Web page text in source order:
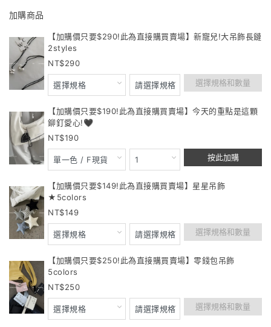
加購商品
【加購價只要$290!此為直接購買賣場】新寵兒!大吊飾長鏈
2styles
290
選擇規格和數量
【加購價只要$190!此為直接購買賣場】今天的重點是這顆
鉚釘愛心!🖤
190
按此加購
【加購價只要$149!此為直接購買賣場】星星吊飾
★5colors
149
選擇規格和數量
【加購價只要$250!此為直接購買賣場】零錢包吊飾
5colors
250
選擇規格和數量